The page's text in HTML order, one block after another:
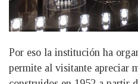
Por eso la institución ha
permite al visitante apreciar